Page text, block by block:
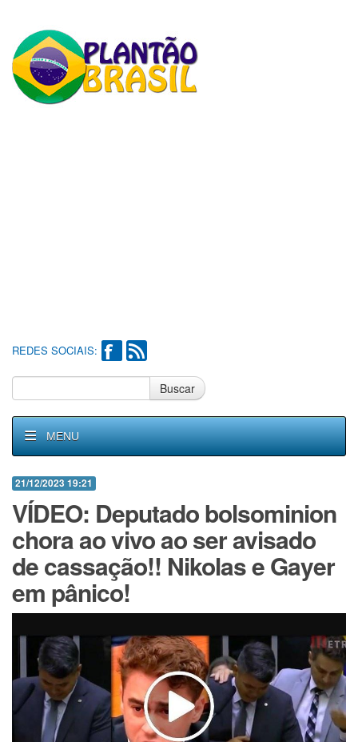
REDES SOCIAIS:
Buscar
MENU
21/12/2023 19:21
VÍDEO: Deputado bolsominion
chora ao vivo ao ser avisado
de cassação!! Nikolas e Gayer
em pânico!